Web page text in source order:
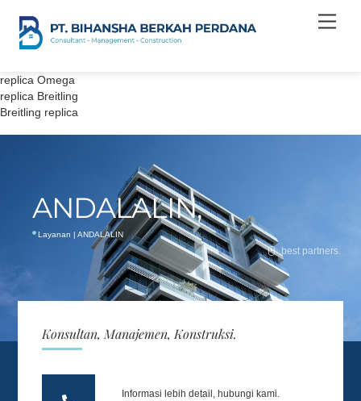
content
replica Omega
replica Breitling
Breitling replica
ANDALALIN,
Layanan | ANDALALIN
best partners.
Konsultan, Manajemen, Konstruksi.
Informasi lebih detail, hubungi kami.